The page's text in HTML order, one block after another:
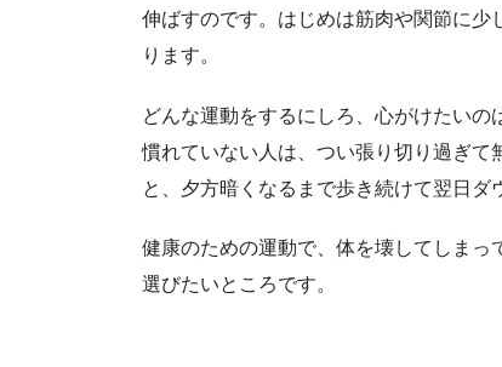
伸ばすのです。はじめは筋肉や関節に
ります。
どんな運動をするにしろ、心がけたい
慣れていない人は、つい張り切り過ぎて
と、夕方暗くなるまで歩き続けて翌日ダ
健康のための運動で、体を壊してしま
選びたいところです。